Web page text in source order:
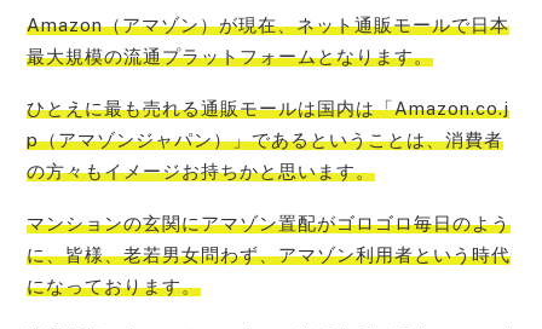
Amazon（アマゾン）が現在、ネット通販モールで日本
最大規模の流通プラットフォームとなります。
ひとえに最も売れる通販モールは国内は「Amazon.co.j
p（アマゾンジャパン）」であるということは、消費者
の方々もイメージお持ちかと思います。
マンションの玄関にアマゾン置配がゴロゴロ毎日のよう
に、皆様、老若男女問わず、アマゾン利用者という時代
になっております。